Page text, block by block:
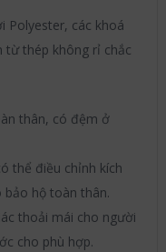
Polyester, các khoá
từ thép không rỉ chắc
thân, có đệm ở
thể điều chỉnh kích
hộ toàn thân.
thoải mái cho người
cho phù hợp.